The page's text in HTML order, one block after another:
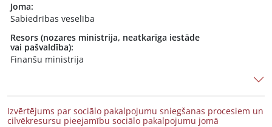
Joma:
Sabiedrības veselība
Resors (nozares ministrija, neatkarīga iestāde
vai pašvaldība):
Finanšu ministrija
Izvērtējums par sociālo pakalpojumu sniegšanas procesiem un
cilvēkresursu pieejamību sociālo pakalpojumu jomā